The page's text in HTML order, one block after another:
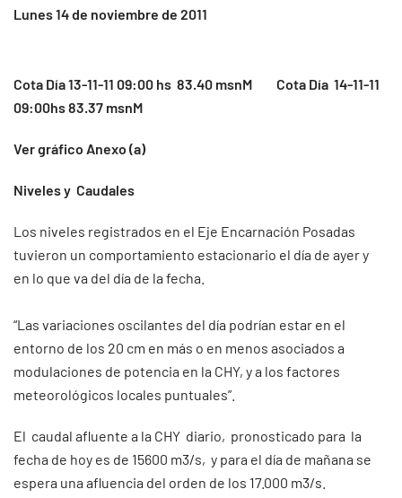
Lunes 14 de noviembre de 2011
Cota Día 13-11-11 09:00 hs 83.40 msnM Cota Día 14-11-11
09:00hs 83.37 msnM
Ver gráfico Anexo (a)
Niveles y Caudales
Los niveles registrados en el Eje Encarnación Posadas
tuvieron un comportamiento estacionario el día de ayer y
en lo que va del día de la fecha.
“Las variaciones oscilantes del día podrían estar en el
entorno de los 20 cm en más o en menos asociados a
modulaciones de potencia en la CHY, y a los factores
meteorológicos locales puntuales”.
El caudal afluente a la CHY diario, pronosticado para la
fecha de hoy es de 15600 m3/s, y para el día de mañana se
espera una afluencia del orden de los 17.000 m3/s.